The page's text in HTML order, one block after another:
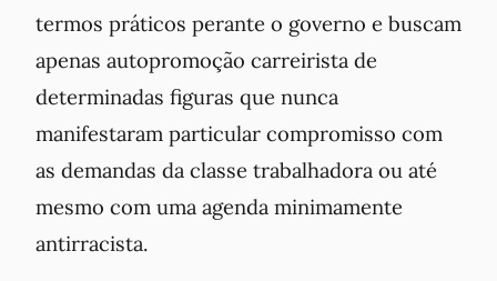
termos práticos perante o governo e buscam
apenas autopromoção carreirista de
determinadas figuras que nunca
manifestaram particular compromisso com
as demandas da classe trabalhadora ou até
mesmo com uma agenda minimamente
antirracista.